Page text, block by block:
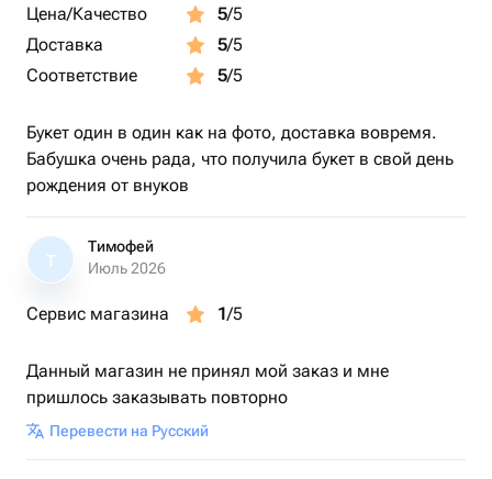
Цена/Качество
5/5
Доставка
5/5
Соответствие
5/5
Букет один в один как на фото, доставка вовремя.
Бабушка очень рада, что получила букет в свой день
рождения от внуков
Т
Тимофей
Июль 2026
Сервис магазина 1/5
Данный магазин не принял мой заказ и мне
пришлось заказывать повторно
Перевести на Русский